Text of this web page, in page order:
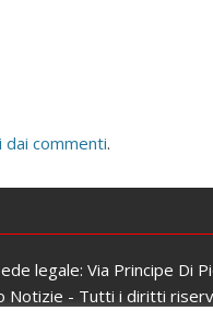
commenti.
legale: Via Principe Di
Notizie - Tutti i diritti